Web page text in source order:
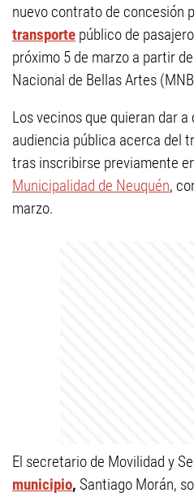
nuevo contrato de concesión
transporte público de
próximo 5 de marzo a partir
Nacional de Bellas Artes
Los vecinos que quieran dar
audiencia pública acerca del
tras inscribirse previamente
Municipalidad de Neuquén,
marzo.
El secretario de Movilidad y
municipio, Santiago Morán,